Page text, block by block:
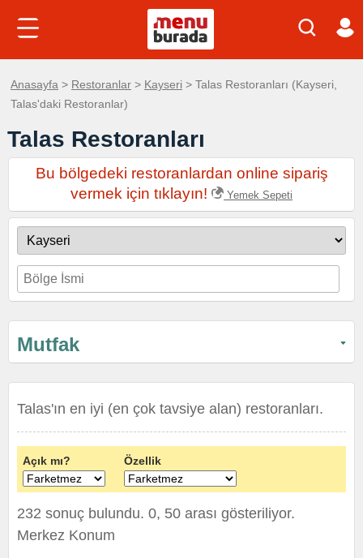
Anasayfa > Restoranlar > Kayseri > Talas Restoranları (Kayseri,
Talas'daki Restoranlar)
Talas Restoranları
Bu bölgedeki restoranlardan online sipariş
vermek için tıklayın!
Yemek Sepeti
Mutfak
Talas'ın en iyi (en çok tavsiye alan) restoranları.
Açık mı? Özellik
232 sonuç bulundu. 0, 50 arası gösteriliyor.
Merkez Konum